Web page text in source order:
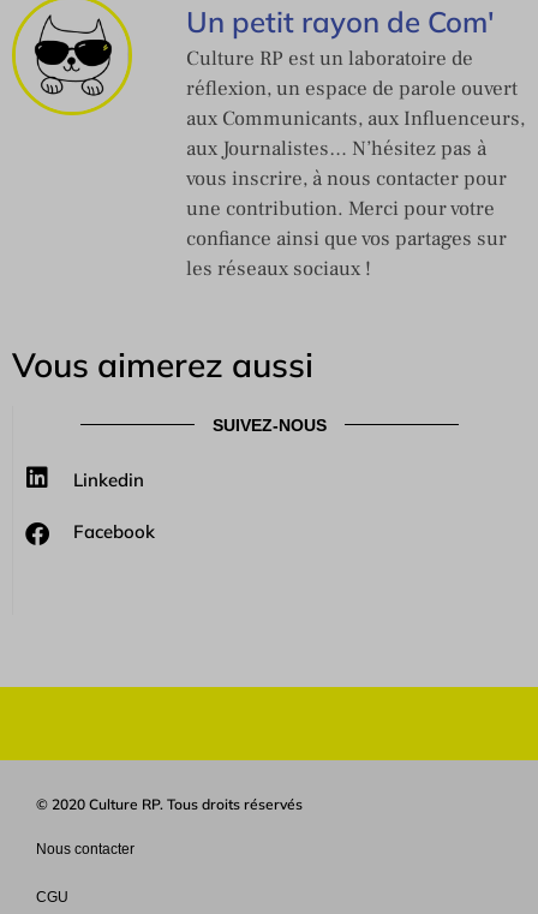
Un petit rayon de Com'
Culture RP est un laboratoire de
réflexion, un espace de parole ouvert
aux Communicants, aux Influenceurs,
aux Journalistes… N’hésitez pas à
vous inscrire, à nous contacter pour
une contribution. Merci pour votre
confiance ainsi que vos partages sur
les réseaux sociaux !
Vous aimerez aussi
SUIVEZ-NOUS
Linkedin
Facebook
© 2020 Culture RP. Tous droits réservés
Nous contacter
CGU